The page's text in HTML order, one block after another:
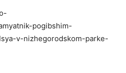
pogibshim-
v-nizhegorodskom-parke-